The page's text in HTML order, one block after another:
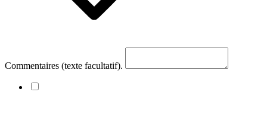
Commentaires (texte facultatif).